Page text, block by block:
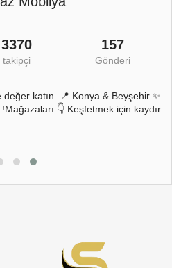
157
Gönderi
3370
takipçi
değer katın. 📍 Konya & Beyşehir
Mağazaları 👇 Keşfetmek için kaydır!